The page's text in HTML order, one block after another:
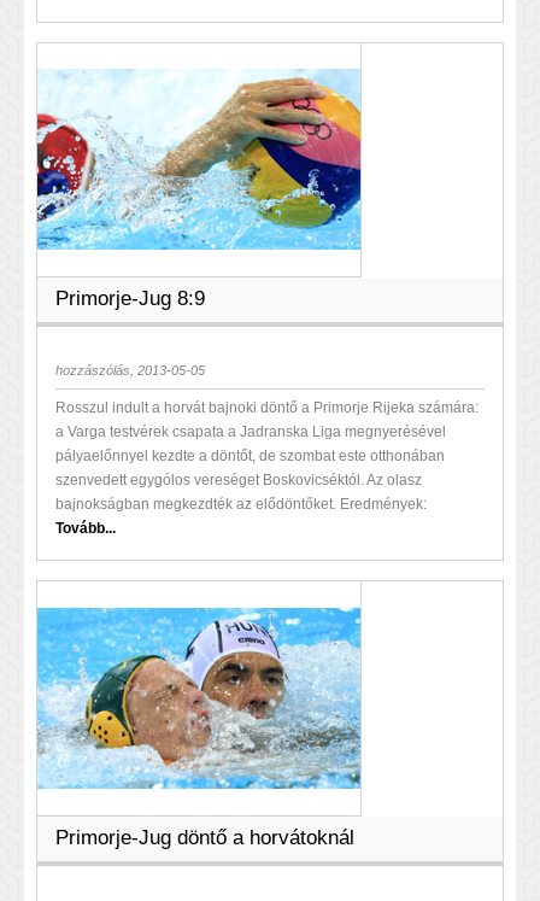
Primorje-Jug 8:9
hozzászólás, 2013-05-05
Rosszul indult a horvát bajnoki döntő a Primorje Rijeka számára:
a Varga testvérek csapata a Jadranska Liga megnyerésével
pályaelőnnyel kezdte a döntőt, de szombat este otthonában
szenvedett egygólos vereséget Boskovicséktól. Az olasz
bajnokságban megkezdték az elődöntőket. Eredmények:
Tovább...
Primorje-Jug döntő a horvátoknál